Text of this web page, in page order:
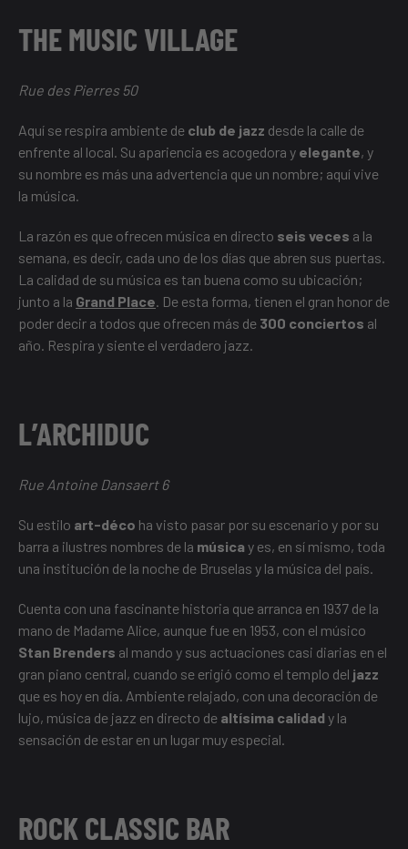
THE MUSIC VILLAGE
Rue des Pierres 50
Aquí se respira ambiente de club de jazz desde la calle de
enfrente al local. Su apariencia es acogedora y elegante, y
su nombre es más una advertencia que un nombre; aquí vive
la música.
La razón es que ofrecen música en directo seis veces a la
semana, es decir, cada uno de los días que abren sus puertas.
La calidad de su música es tan buena como su ubicación;
junto a la Grand Place. De esta forma, tienen el gran honor de
poder decir a todos que ofrecen más de 300 conciertos al
año. Respira y siente el verdadero jazz.
L’ARCHIDUC
Rue Antoine Dansaert 6
Su estilo art-déco ha visto pasar por su escenario y por su
barra a ilustres nombres de la música y es, en sí mismo, toda
una institución de la noche de Bruselas y la música del país.
Cuenta con una fascinante historia que arranca en 1937 de la
mano de Madame Alice, aunque fue en 1953, con el músico
Stan Brenders al mando y sus actuaciones casi diarias en el
gran piano central, cuando se erigió como el templo del jazz
que es hoy en día. Ambiente relajado, con una decoración de
lujo, música de jazz en directo de altísima calidad y la
sensación de estar en un lugar muy especial.
ROCK CLASSIC BAR